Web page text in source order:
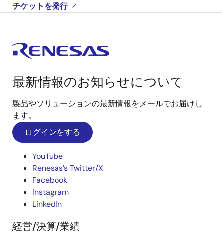
チケットを発行
最新情報のお知らせについて
製品やソリューションの最新情報をメールでお届けし
ます。
ログインをする
YouTube
Renesas’s Twitter/X
Facebook
Instagram
LinkedIn
経営/決算/業績